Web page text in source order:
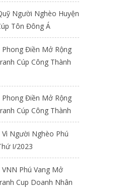
Người Nghèo Huyện
Tôn Đông Á
Điền Mở Rộng
Cúp Công Thành
Điền Mở Rộng
Cúp Công Thành
Người Nghèo Phú
I/2023
Phú Vang Mở
Cup Doanh Nhân